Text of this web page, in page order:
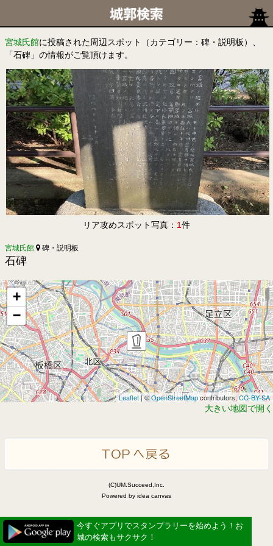
宮城氏館に投稿された周辺スポット（カテゴリー：碑・説明板）、
「石碑」の情報がご覧頂けます。
リア攻めスポット写真： 1件
宮城氏館 碑・説明板
石碑
+
−
Leaflet| ©OpenStreetMapcontributors,CC-BY-SA
大きい地図で開く
(C)UM.Succeed,Inc.
Powered by idea canvas
今すぐアプリでスタンプラリーを始めよう！お
城の検索もサクサク！